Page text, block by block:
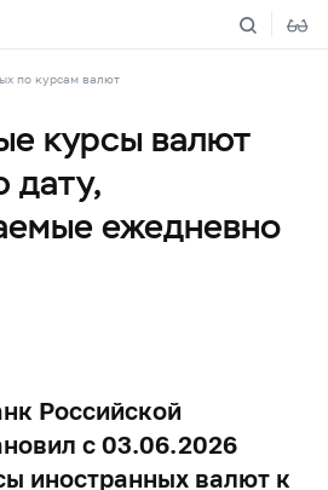
по курсам валют
курсы валют
дату,
ежедневно
Российской
с 03.06.2026
иностранных валют к